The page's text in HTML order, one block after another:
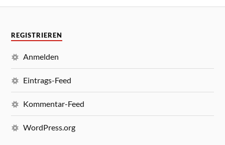
REGISTRIEREN
Anmelden
Eintrags-Feed
Kommentar-Feed
WordPress.org